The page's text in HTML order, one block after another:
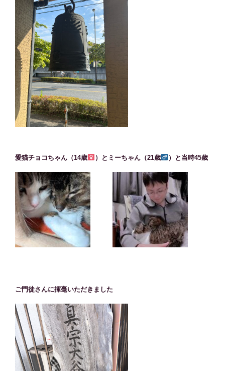
愛猫チョコちゃん（14歳 ）とミーちゃん（21歳 ）と当時45歳
ご門徒さんに揮毫いただきました